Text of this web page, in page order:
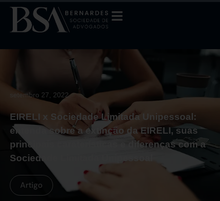
setembro 27, 2022
EIRELI x Sociedade Limitada Unipessoal:
entenda sobre a extinção da EIRELI, suas
principais caraterísticas e diferenças com a
Sociedade Limitada Unipessoal
Artigo